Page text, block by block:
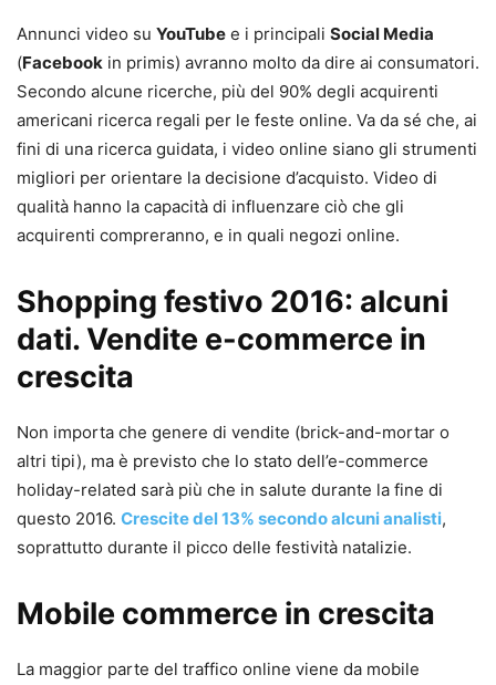
Annunci video su YouTube e i principali Social Media
(Facebook in primis) avranno molto da dire ai consumatori.
Secondo alcune ricerche, più del 90% degli acquirenti
americani ricerca regali per le feste online. Va da sé che, ai
fini di una ricerca guidata, i video online siano gli strumenti
migliori per orientare la decisione d’acquisto. Video di
qualità hanno la capacità di influenzare ciò che gli
acquirenti compreranno, e in quali negozi online.
Shopping festivo 2016: alcuni
dati. Vendite e-commerce in
crescita
Non importa che genere di vendite (brick-and-mortar o
altri tipi), ma è previsto che lo stato dell’e-commerce
holiday-related sarà più che in salute durante la fine di
questo 2016. Crescite del 13% secondo alcuni analisti,
soprattutto durante il picco delle festività natalizie.
Mobile commerce in crescita
La maggior parte del traffico online viene da mobile